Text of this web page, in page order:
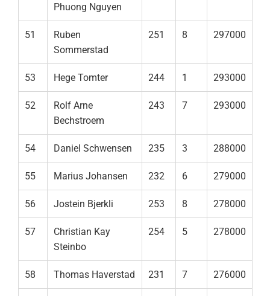
Phuong Nguyen
51
Ruben
Sommerstad
251 8 297000
53 Hege Tomter 244 1 293000
52
Rolf Arne
Bechstroem
243 7 293000
54 Daniel Schwensen 235 3 288000
55 Marius Johansen 232 6 279000
56 Jostein Bjerkli 253 8 278000
57
Christian Kay
Steinbo
254 5 278000
58 Thomas Haverstad 231 7 276000